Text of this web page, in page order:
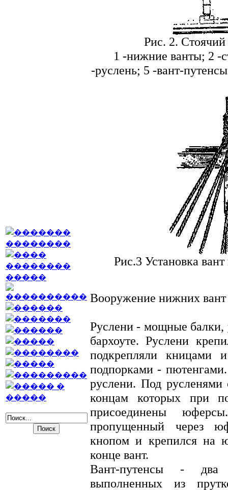
Рис. 2.
1 -нижние ванты; 2 -
-руслень; 5 -вант-
Рис.3 Установка
Вооружение нижних
Руслени - мощные балки,
бархоуте. Руслени
подкрепляли кницами
подпорками -
руслени. Под русленями
концам которых при
присоединены
пропущенный через
кнопом и крепился на
конце вант.
Вант-путенсы - два
выполненных из